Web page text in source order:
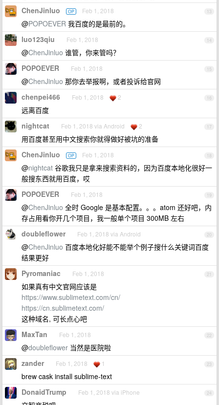
13
ChenJinluo OP Feb 1, 2018
@POPOEVER 我百度的是最前的。
14
luo123qiu Feb 1, 2018
@ChenJinluo 谁管，你来管吗？
15
POPOEVER Feb 1, 2018
@ChenJinluo 那你去举报啊，或者投诉给官网
16
chenpei466 Feb 1, 2018 2
远离百度
17
nightcat Feb 1, 2018 via Android 2
用百度甚至用中文搜索你就得做好被坑的准备
18
ChenJinluo OP Feb 1, 2018
@nightcat 谷歌我只是拿来搜索资料的，因为百度本地化很好一
般搜东西就用百度，哎
19
POPOEVER Feb 1, 2018
@ChenJinluo 全时 Google 是基本配置。。。atom 还好吧，内
存占用看你开几个项目，我一般单个项目 300MB 左右
20
doubleflower Feb 1, 2018 via Android
@ChenJinluo 百度本地化好能不能举个例子搜什么关键词百度
结果更好
21
Pyromaniac Feb 1, 2018
如果真有中文官网应该是
https://www.sublimetext.com/cn/
https://cn.sublimetext.com/
这种域名, 可长点心吧
22
MaxTan Feb 1, 2018
@doubleflower 当然是医院啦
23
zander Feb 1, 2018 1
brew cask install sublime-text
24
DonaidTrump Feb 1, 2018 via iPhone